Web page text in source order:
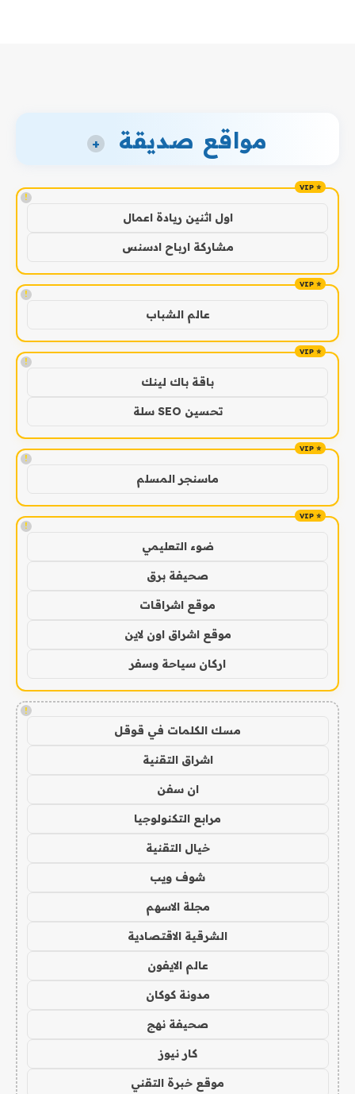
مواقع صديقة +
!
اول اثنين ريادة اعمال
مشاركة ارباح ادسنس
!
عالم الشباب
!
باقة باك لينك
تحسين SEO سلة
!
ماسنجر المسلم
!
ضوء التعليمي
صحيفة برق
موقع اشراقات
موقع اشراق اون لاين
اركان سياحة وسفر
!
مسك الكلمات في قوقل
اشراق التقنية
ان سفن
مرابع التكنولوجيا
خيال التقنية
شوف ويب
مجلة الاسهم
الشرقية الاقتصادية
عالم الايفون
مدونة كوكان
صحيفة نهج
كار نيوز
موقع خبرة التقني